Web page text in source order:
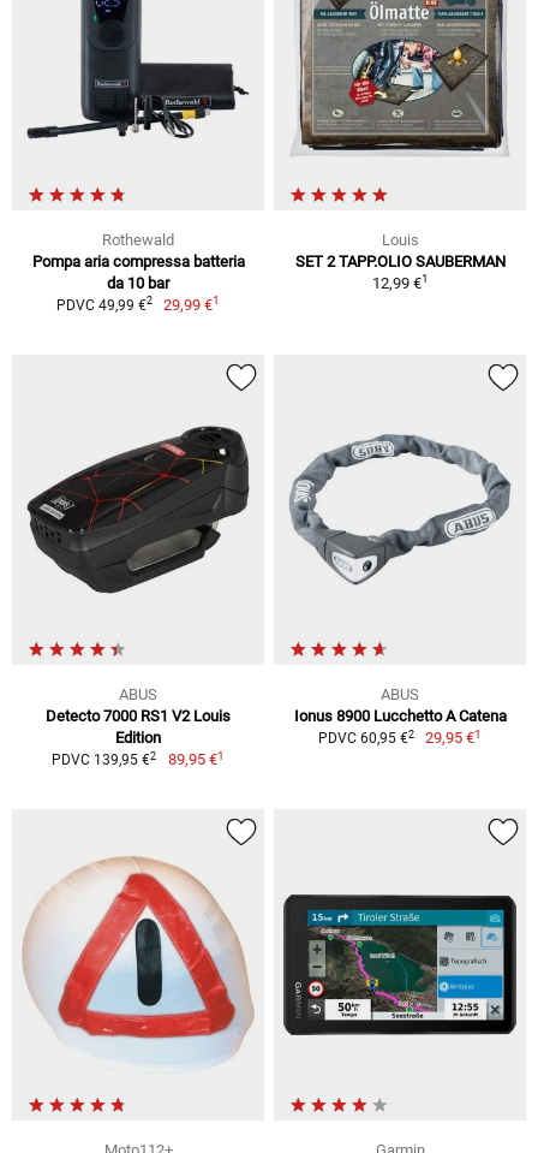
Rothewald
Pompa aria compressa batteria
da 10 bar
PDVC 49,99 €2 29,99 €1
Louis
SET 2 TAPP.OLIO SAUBERMAN
12,99 €1
ABUS
Detecto 7000 RS1 V2 Louis
Edition
PDVC 139,95 €2 89,95 €1
ABUS
Ionus 8900 Lucchetto A Catena
PDVC 60,95 €2 29,95 €1